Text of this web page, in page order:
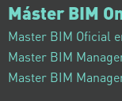
Máster BIM
Master BIM Oficial
Master BIM
Master BIM